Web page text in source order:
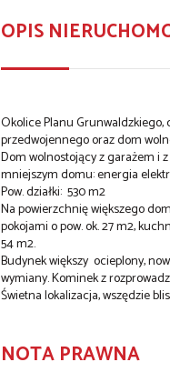
OPIS
Okolice Planu Grunwaldzkiego,
przedwojennego oraz dom
Dom wolnostojący z garażem i
mniejszym domu: energia
Pow. działki: 530 m2
Na powierzchnię większego
pokojami o pow. ok. 27 m2,
54 m2.
Budynek większy ocieplony,
wymiany. Kominek z
Świetna lokalizacja, wszędzie
NOTA PRAWNA